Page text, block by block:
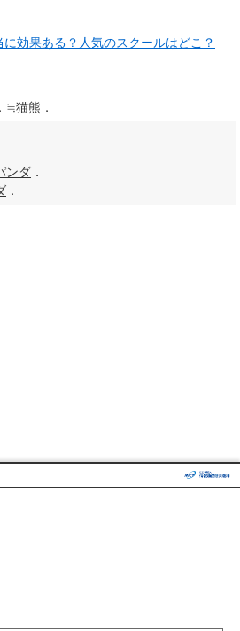
効果ある？人気のスクールはどこ？
．≒猫熊 ．
ンダ ．
．